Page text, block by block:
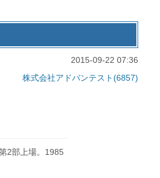
2015-09-22 07:36
株式会社アドバンテスト(6857)
2部上場。1985